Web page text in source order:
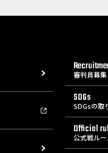
審判員募集
SDGs
SDGsの取
Official
公式戦ル